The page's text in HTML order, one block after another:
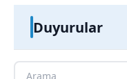
Duyurular